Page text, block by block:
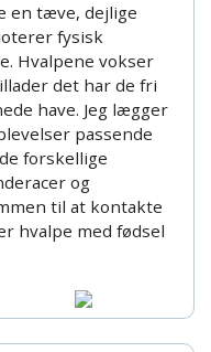
en tæve, dejlige
fysisk
Hvalpene vokser
det har de fri
have. Jeg lægger
passende
forskellige
og
til at kontakte
hvalpe med fødsel